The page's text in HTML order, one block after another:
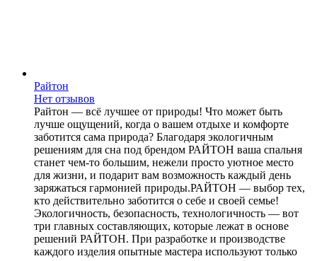
Райтон
Нет отзывов
Райтон — всё лучшее от природы! Что может быть
лучше ощущений, когда о вашем отдыхе и комфорте
заботится сама природа? Благодаря экологичным
решениям для сна под брендом РАЙТОН ваша спальня
станет чем-то большим, нежели просто уютное место
для жизни, и подарит вам возможность каждый день
заряжаться гармонией природы.РАЙТОН — выбор тех,
кто действительно заботится о себе и своей семье!
Экологичность, безопасность, технологичность — вот
три главных составляющих, которые лежат в основе
решений РАЙТОН. При разработке и производстве
каждого изделия опытные мастера используют только